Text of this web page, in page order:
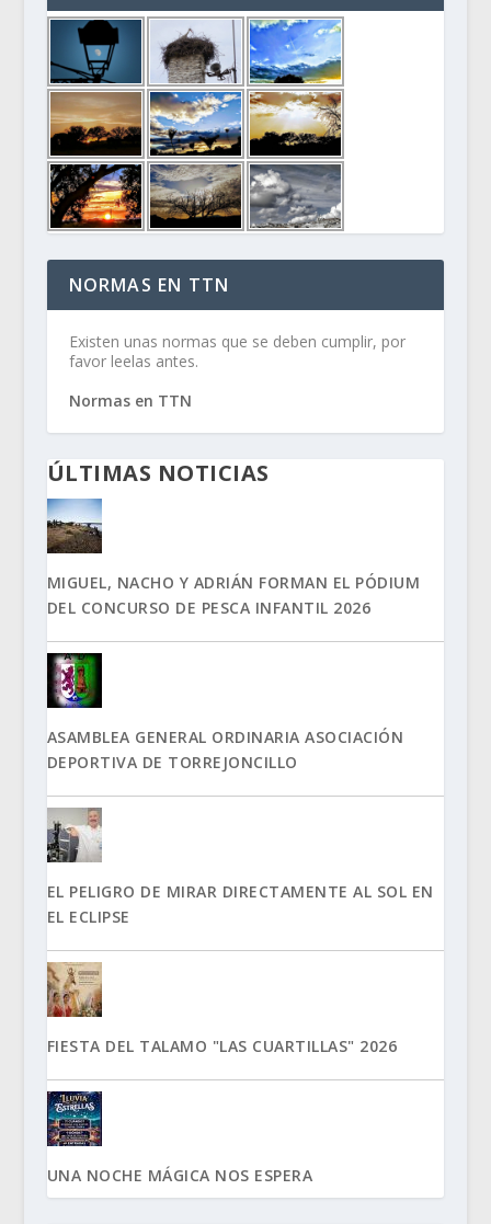
NORMAS EN TTN
Existen unas normas que se deben cumplir, por
favor leelas antes.
Normas en TTN
ÚLTIMAS NOTICIAS
MIGUEL, NACHO Y ADRIÁN FORMAN EL PÓDIUM
DEL CONCURSO DE PESCA INFANTIL 2026
ASAMBLEA GENERAL ORDINARIA ASOCIACIÓN
DEPORTIVA DE TORREJONCILLO
EL PELIGRO DE MIRAR DIRECTAMENTE AL SOL EN
EL ECLIPSE
FIESTA DEL TALAMO "LAS CUARTILLAS" 2026
UNA NOCHE MÁGICA NOS ESPERA